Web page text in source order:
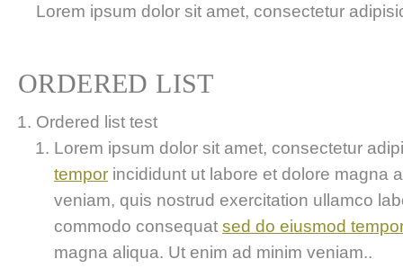
Lorem ipsum dolor sit amet, consectetur
ORDERED LIST
Ordered list test
Lorem ipsum dolor sit amet, consectetur
tempor incididunt ut labore et dolore magna
veniam, quis nostrud exercitation ullamco
commodo consequat sed do eiusmod
magna aliqua. Ut enim ad minim veniam..